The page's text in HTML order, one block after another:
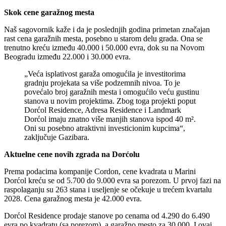
Skok cene garažnog mesta
Naš sagovornik kaže i da je poslednjih godina primetan značajan
rast cena garažnih mesta, posebno u starom delu grada. Ona se
trenutno kreću između 40.000 i 50.000 evra, dok su na Novom
Beogradu između 22.000 i 30.000 evra.
„Veća isplativost garaža omogućila je investitorima
gradnju projekata sa više podzemnih nivoa. To je
povećalo broj garažnih mesta i omogućilo veću gustinu
stanova u novim projektima. Zbog toga projekti poput
Dorćol Residence, Adresa Residence i Landmark
Dorćol imaju znatno više manjih stanova ispod 40 m².
Oni su posebno atraktivni investicionim kupcima“,
zaključuje Gazibara.
Aktuelne cene novih zgrada na Dorćolu
Prema podacima kompanije Cordon, cene kvadrata u Marini
Dorćol kreću se od 5.700 do 9.000 evra sa porezom. U prvoj fazi na
raspolaganju su 263 stana i useljenje se očekuje u trećem kvartalu
2028. Cena garažnog mesta je 42.000 evra.
Dorćol Residence prodaje stanove po cenama od 4.290 do 6.490